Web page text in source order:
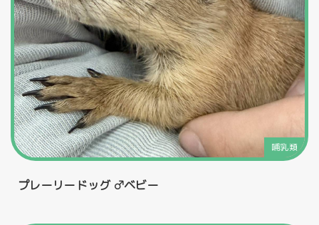
哺乳類
プレーリードッグ ♂ベビー